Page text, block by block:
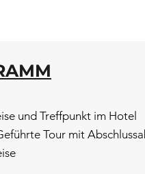
und Treffpunkt im Hotel
Tour mit